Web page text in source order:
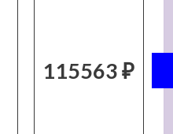
115563 ₽